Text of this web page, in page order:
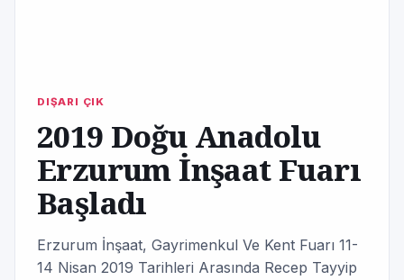
DIŞARI ÇIK
2019 Doğu Anadolu
Erzurum İnşaat Fuarı
Başladı
Erzurum İnşaat, Gayrimenkul Ve Kent Fuarı 11-
14 Nisan 2019 Tarihleri Arasında Recep Tayyip